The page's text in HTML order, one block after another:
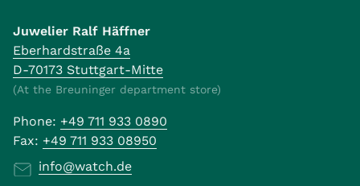
Juwelier Ralf Häffner
Eberhardstraße 4a
D-70173 Stuttgart-Mitte
(At the Breuninger department store)
Phone: +49 711 933 0890
Fax: +49 711 933 08950
info@watch.de